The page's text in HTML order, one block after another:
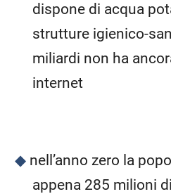
dispone di acqua
strutture igienico-
miliardi non ha
internet
nell’anno zero la
appena 285 milioni